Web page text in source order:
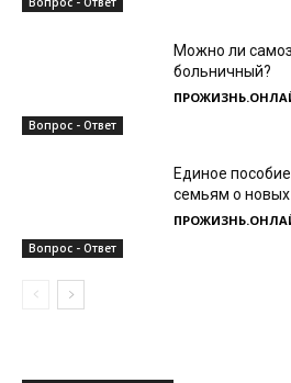
Вопрос - Ответ
Можно ли
больничный?
Вопрос - Ответ
Единое
семьям о